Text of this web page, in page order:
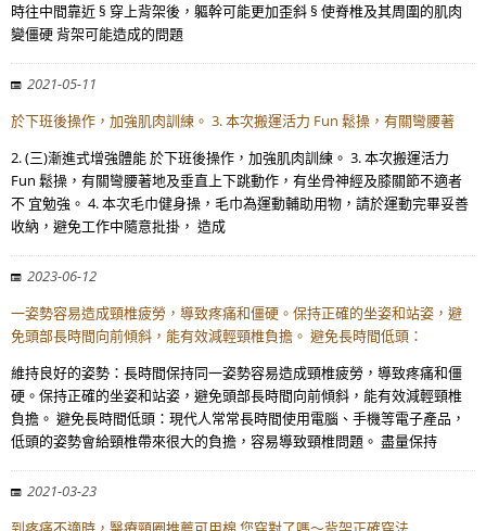
時往中間靠近 § 穿上背架後，軀幹可能更加歪斜 § 使脊椎及其周圍的肌肉
變僵硬 背架可能造成的問題
2021-05-11
於下班後操作，加強肌肉訓練。 3. 本次搬運活力 Fun 鬆操，有關彎腰著
2. (三)漸進式增強體能 於下班後操作，加強肌肉訓練。 3. 本次搬運活力
Fun 鬆操，有關彎腰著地及垂直上下跳動作，有坐骨神經及膝關節不適者
不 宜勉強。 4. 本次毛巾健身操，毛巾為運動輔助用物，請於運動完畢妥善
收納，避免工作中隨意批掛， 造成
2023-06-12
一姿勢容易造成頸椎疲勞，導致疼痛和僵硬。保持正確的坐姿和站姿，避
免頭部長時間向前傾斜，能有效減輕頸椎負擔。 避免長時間低頭：
維持良好的姿勢：長時間保持同一姿勢容易造成頸椎疲勞，導致疼痛和僵
硬。保持正確的坐姿和站姿，避免頭部長時間向前傾斜，能有效減輕頸椎
負擔。 避免長時間低頭：現代人常常長時間使用電腦、手機等電子產品，
低頭的姿勢會給頸椎帶來很大的負擔，容易導致頸椎問題。 盡量保持
2021-03-23